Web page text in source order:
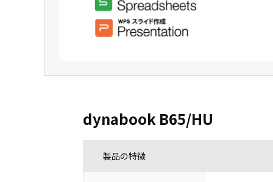
dynabook B65/HU
製品の特徴